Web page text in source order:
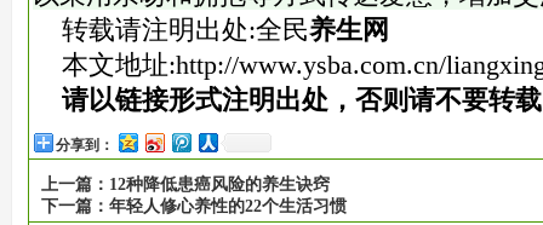
转载请注明出处:全民养生网
本文地址:http://www.ysba.com.cn/
请以链接形式注明出处，否则请不要转
分享到：
上一篇： 12种降低患癌风险的养生诀窍
下一篇： 年轻人修心养性的22个生活习惯